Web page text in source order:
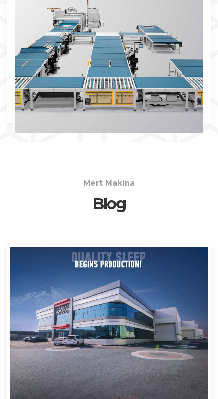
Mert Makina
Blog